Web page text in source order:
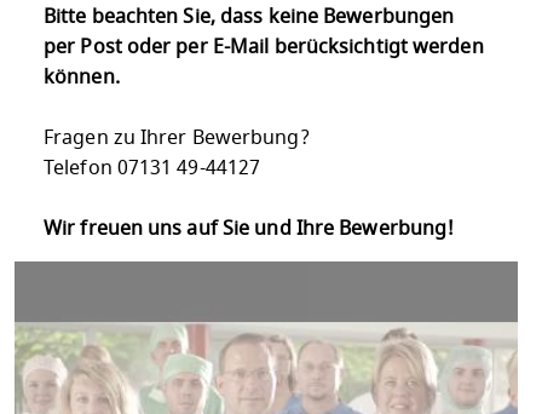
Bitte beachten Sie, dass keine Bewerbungen
per Post oder per E-Mail berücksichtigt werden
können.
Fragen zu Ihrer Bewerbung?
Telefon 07131 49-44127
Wir freuen uns auf Sie und Ihre Bewerbung!